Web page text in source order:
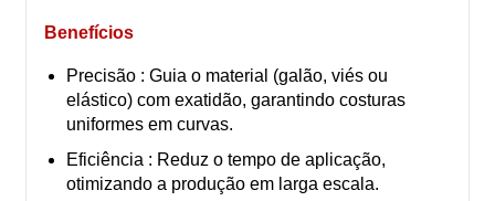
Benefícios
Precisão : Guia o material (galão, viés ou
elástico) com exatidão, garantindo costuras
uniformes em curvas.
Eficiência : Reduz o tempo de aplicação,
otimizando a produção em larga escala.